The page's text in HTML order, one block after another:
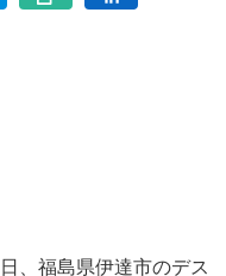
、福島県伊達市のデス